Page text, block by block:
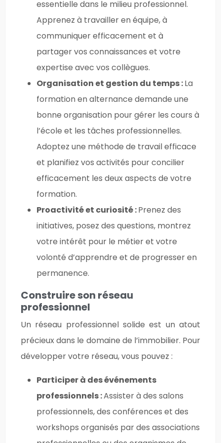
essentielle dans le milieu professionnel.
Apprenez à travailler en équipe, à
communiquer efficacement et à
partager vos connaissances et votre
expertise avec vos collègues.
Organisation et gestion du temps :La
formation en alternance demande une
bonne organisation pour gérer les cours à
l’école et les tâches professionnelles.
Adoptez une méthode de travail efficace
et planifiez vos activités pour concilier
efficacement les deux aspects de votre
formation.
Proactivité et curiosité :Prenez des
initiatives, posez des questions, montrez
votre intérêt pour le métier et votre
volonté d’apprendre et de progresser en
permanence.
Construire son réseau
professionnel
Un réseau professionnel solide est un atout
précieux dans le domaine de l’immobilier. Pour
développer votre réseau, vous pouvez :
Participer à des événements
professionnels :Assister à des salons
professionnels, des conférences et des
workshops organisés par des associations